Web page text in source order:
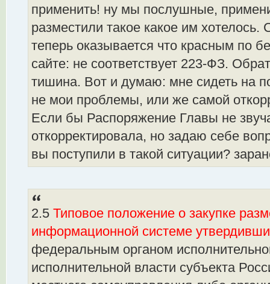
применить! ну мы послушные,
разместили такое какое им хотелось.
теперь оказывается что красным по
сайте: не соответствует 223-ФЗ.
тишина. Вот и думаю: мне сидеть на
не мои проблемы, или же самой
Если бы Распоряжение Главы не
откорректировала, но задаю себе
вы поступили в такой ситуации?
2.5 Типовое положение о закупке
информационной системе
федеральным органом
исполнительной власти субъекта